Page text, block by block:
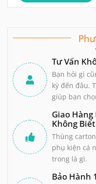
Tư Vấn
Bạn hỏi gì
kỳ đến đâu.
giúp bạn
Giao
Không Biết
Thùng
phụ kiện cá
trong là gì.
Bảo Hành